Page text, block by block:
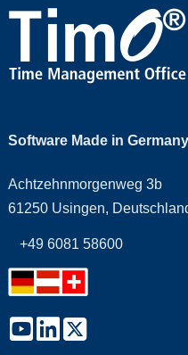
Software Made in Germany
Achtzehnmorgenweg 3b
61250 Usingen,
+49 6081 58600